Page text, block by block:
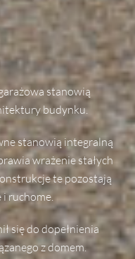
stanowią
budynku.
stanowią integralną
wrażenie stałych
te pozostają
i ruchome.
się do dopełnienia
z domem.